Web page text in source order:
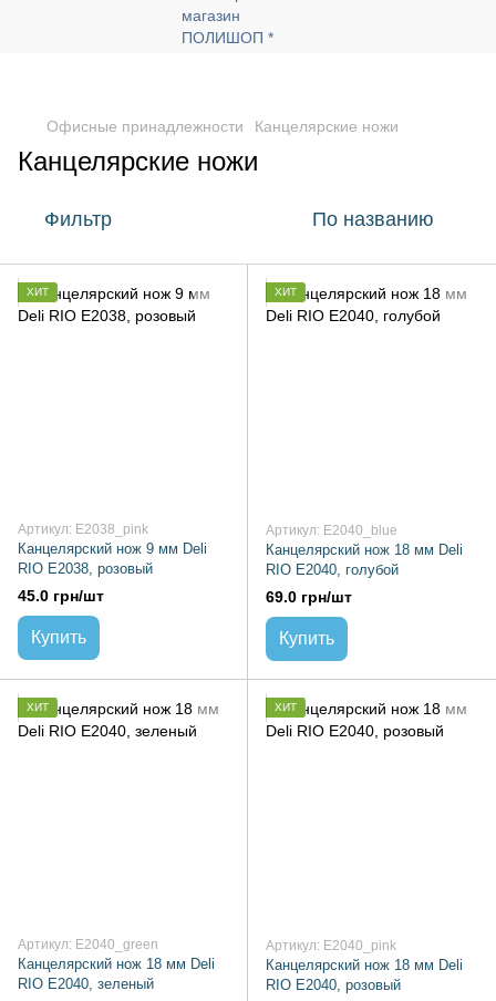
Офисные принадлежности Канцелярские ножи
Канцелярские ножи
Фильтр По названию
ХИТ
Артикул: E2038_pink
Канцелярский нож 9 мм Deli
RIO E2038, розовый
45.0 грн/шт
Купить
ХИТ
Артикул: E2040_blue
Канцелярский нож 18 мм Deli
RIO E2040, голубой
69.0 грн/шт
Купить
ХИТ
Артикул: E2040_green
Канцелярский нож 18 мм Deli
RIO E2040, зеленый
ХИТ
Артикул: E2040_pink
Канцелярский нож 18 мм Deli
RIO E2040, розовый